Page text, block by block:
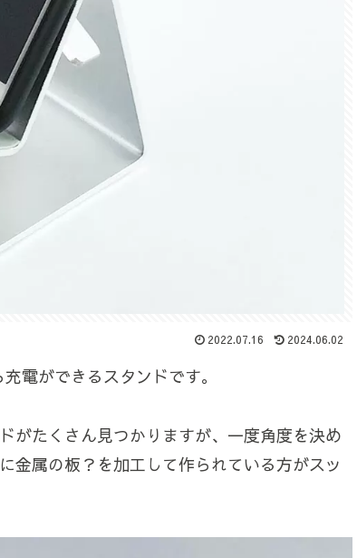
2022.07.16 2024.06.02
電ができるスタンドです。
がたくさん見つかりますが、一度角度を決め
金属の板？を加工して作られている方がスッ